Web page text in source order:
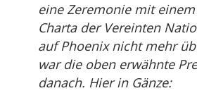
eine Zeremonie mit
Charta der Vereinten
auf Phoenix nicht mehr
war die oben erwähnte
danach. Hier in Gänze: